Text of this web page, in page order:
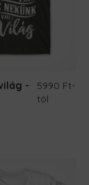
-
5990 Ft-
tól